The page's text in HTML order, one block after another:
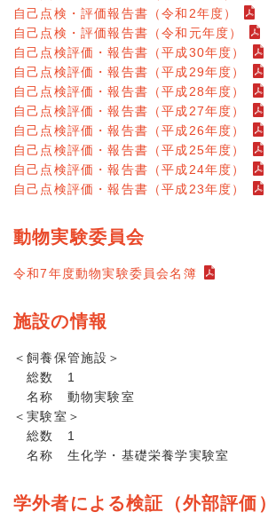
自己点検・評価報告書（令和2年度）
自己点検・評価報告書（令和元年度）
自己点検評価・報告書（平成30年度）
自己点検評価・報告書（平成29年度）
自己点検評価・報告書（平成28年度）
自己点検評価・報告書（平成27年度）
自己点検評価・報告書（平成26年度）
自己点検評価・報告書（平成25年度）
自己点検評価・報告書（平成24年度）
自己点検評価・報告書（平成23年度）
動物実験委員会
令和7年度動物実験委員会名簿
施設の情報
＜飼養保管施設＞
総数 1
名称 動物実験室
＜実験室＞
総数 1
名称 生化学・基礎栄養学実験室
学外者による検証（外部評価）